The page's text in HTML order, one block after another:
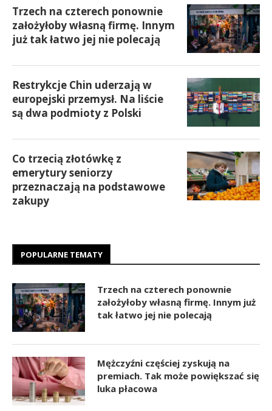
Trzech na czterech ponownie
założyłoby własną firmę. Innym
już tak łatwo jej nie polecają
Restrykcje Chin uderzają w
europejski przemysł. Na liście
są dwa podmioty z Polski
Co trzecią złotówkę z
emerytury seniorzy
przeznaczają na podstawowe
zakupy
POPULARNE TEMATY
Trzech na czterech ponownie
założyłoby własną firmę. Innym już
tak łatwo jej nie polecają
Mężczyźni częściej zyskują na
premiach. Tak może powiększać się
luka płacowa